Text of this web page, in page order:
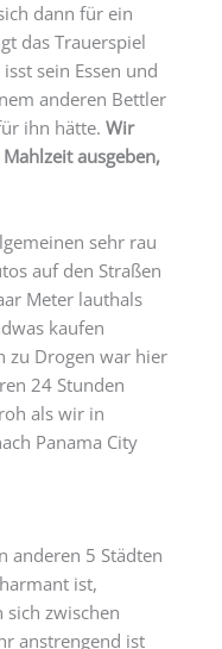
dann für ein
das Trauerspiel
sein Essen und
anderen Bettler
ihn hätte. Wir
ausgeben,
sehr rau
auf den Straßen
Meter lauthals
kaufen
zu Drogen war hier
24 Stunden
als wir in
Panama City
anderen 5 Städten
ist,
sich zwischen
anstrengend ist